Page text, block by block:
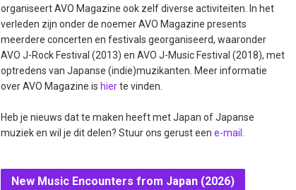
organiseert AVO Magazine ook zelf diverse activiteiten. In het
verleden zijn onder de noemer AVO Magazine presents
meerdere concerten en festivals georganiseerd, waaronder
AVO J-Rock Festival (2013) en AVO J-Music Festival (2018), met
optredens van Japanse (indie)muzikanten. Meer informatie
over AVO Magazine is hierte vinden.
Heb je nieuws dat te maken heeft met Japan of Japanse
muziek en wil je dit delen? Stuur ons gerust een e-mail
New Music Encounters from Japan (2026)